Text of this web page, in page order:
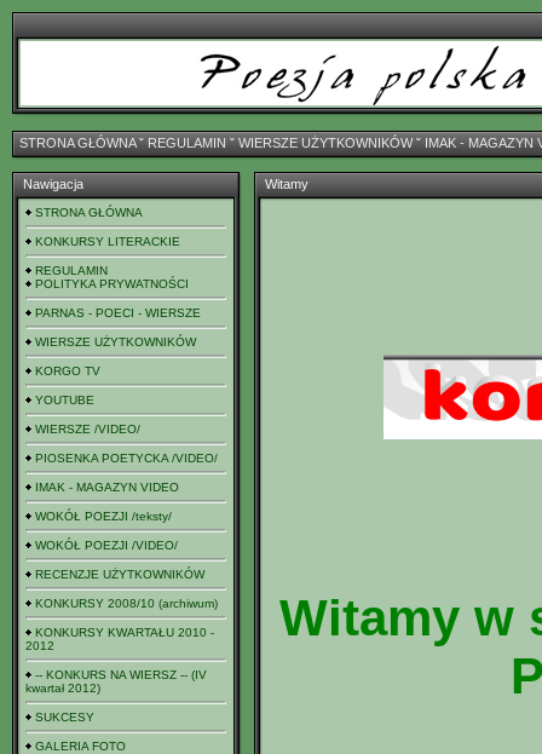
STRONA GŁÓWNAˇ REGULAMIN ˇ WIERSZE UŻYTKOWNIKÓWˇ IMAK - MAGAZYN
Nawigacja
STRONA GŁÓWNA
KONKURSY LITERACKIE
REGULAMIN
POLITYKA PRYWATNOŚCI
PARNAS - POECI - WIERSZE
WIERSZE UŻYTKOWNIKÓW
KORGO TV
YOUTUBE
WIERSZE /VIDEO/
PIOSENKA POETYCKA /VIDEO/
IMAK - MAGAZYN VIDEO
WOKÓŁ POEZJI /teksty/
WOKÓŁ POEZJI /VIDEO/
RECENZJE UŻYTKOWNIKÓW
KONKURSY 2008/10 (archiwum)
KONKURSY KWARTAŁU 2010 -
2012
-- KONKURS NA WIERSZ -- (IV
kwartał 2012)
SUKCESY
GALERIA FOTO
Witamy
Witamy w